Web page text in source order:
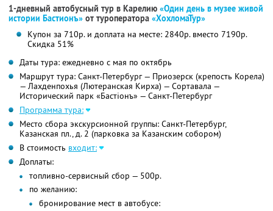
1-дневный автобусный тур в Карелию «Один день в музее живой
истории Бастионъ» от туроператора «ХохломаТур»
Купон за 710р. и доплата на месте: 2840р. вместо 7190р.
Скидка 51%
Даты тура: ежедневно с мая по октябрь
Маршрут тура: Санкт-Петербург — Приозерск (крепость Корела)
— Лахденпохья (Лютеранская Кирха) — Сортавала —
Исторический парк «Бастiонъ» — Санкт-Петербург
Программа тура:
Место сбора экскурсионной группы: Санкт-Петербург,
Казанская пл., д. 2 (парковка за Казанским собором)
В стоимость входит:
Доплаты:
топливно-сервисный сбор — 500р.
по желанию:
бронирование мест в автобусе: